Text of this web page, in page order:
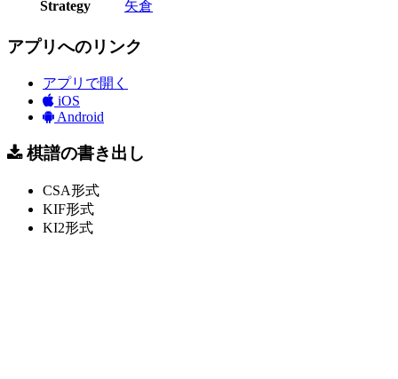
Strategy
矢倉
アプリへのリンク
アプリで開く
iOS
Android
棋譜の書き出し
CSA形式
KIF形式
KI2形式